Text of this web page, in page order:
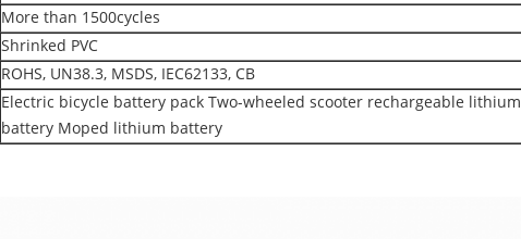
More than 1500cycles
Shrinked PVC
ROHS, UN38.3, MSDS, IEC62133, CB
Electric bicycle battery pack Two-wheeled scooter rechargeable lithium
battery Moped lithium battery